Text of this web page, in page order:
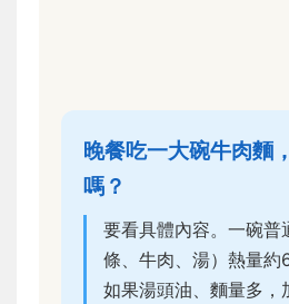
晚餐吃一大碗牛肉麵
嗎？
要看具體內容。一碗普
條、牛肉、湯）熱量約
如果湯頭油、麵量多，